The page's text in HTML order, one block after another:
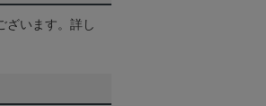
ざいます。詳し